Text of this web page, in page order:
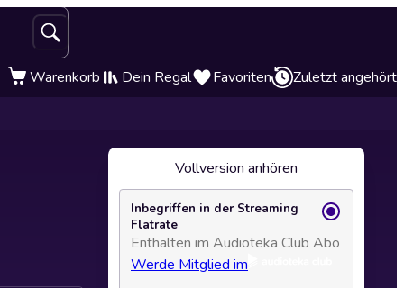
Warenkorb Dein Regal Favoriten Zuletzt angehört
Vollversion anhören
Inbegriffen in der Streaming
Flatrate
Enthalten im Audioteka Club Abo
Werde Mitglied im